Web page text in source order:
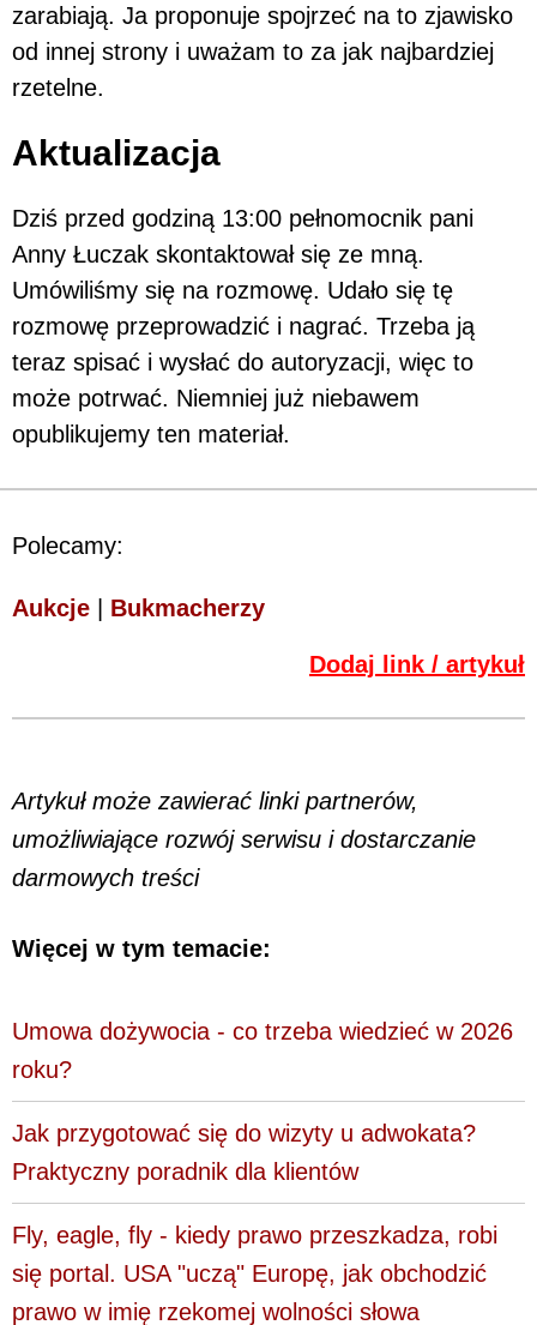
zarabiają. Ja proponuje spojrzeć na to zjawisko
od innej strony i uważam to za jak najbardziej
rzetelne.
Aktualizacja
Dziś przed godziną 13:00 pełnomocnik pani
Anny Łuczak skontaktował się ze mną.
Umówiliśmy się na rozmowę. Udało się tę
rozmowę przeprowadzić i nagrać. Trzeba ją
teraz spisać i wysłać do autoryzacji, więc to
może potrwać. Niemniej już niebawem
opublikujemy ten materiał.
Polecamy:
Aukcje Bukmacherzy
Dodaj link / artykuł
Artykuł może zawierać linki partnerów,
umożliwiające rozwój serwisu i dostarczanie
darmowych treści
Więcej w tym temacie:
Umowa dożywocia - co trzeba wiedzieć w 2026
roku?
Jak przygotować się do wizyty u adwokata?
Praktyczny poradnik dla klientów
Fly, eagle, fly - kiedy prawo przeszkadza, robi
się portal. USA "uczą" Europę, jak obchodzić
prawo w imię rzekomej wolności słowa